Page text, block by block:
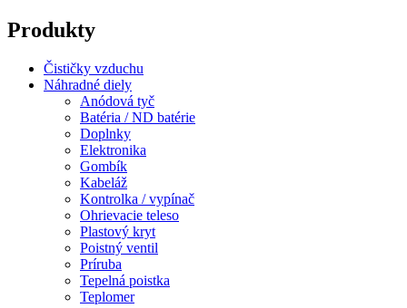
Produkty
Čističky vzduchu
Náhradné diely
Anódová tyč
Batéria / ND batérie
Doplnky
Elektronika
Gombík
Kabeláž
Kontrolka / vypínač
Ohrievacie teleso
Plastový kryt
Poistný ventil
Príruba
Tepelná poistka
Teplomer